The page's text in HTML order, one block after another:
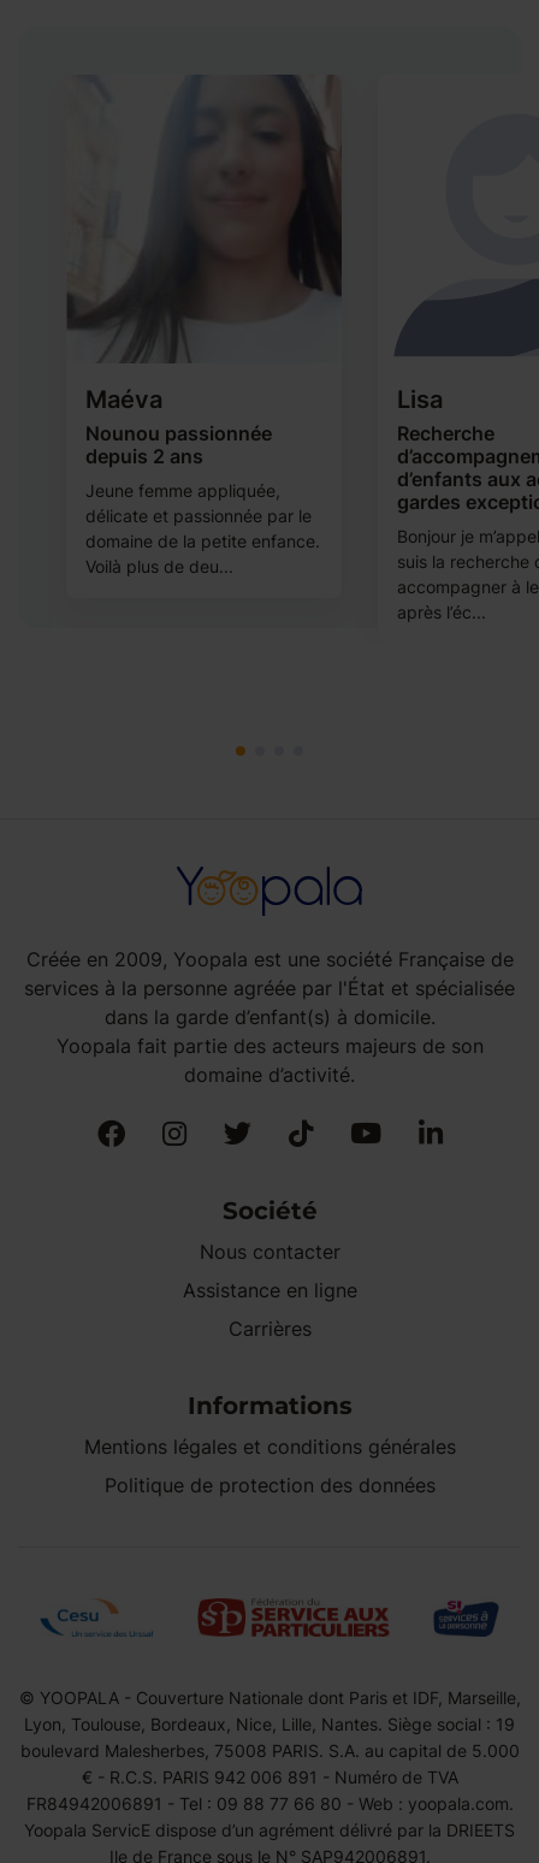
Maéva
Nounou passionnée
depuis 2 ans
Jeune femme appliquée,
délicate et passionnée par le
domaine de la petite enfance.
Voilà plus de deu...
Lisa
Recherche
d’enfants aux
gardes
Bonjour je
suis la recherche
accompagner à
après l’éc...
Créée en 2009, Yoopala est une société Française de
services à la personne agréée par l'État et spécialisée
dans la garde d’enfant(s) à domicile.
Yoopala fait partie des acteurs majeurs de son
domaine d’activité.
Société
Nous contacter
Assistance en ligne
Carrières
Informations
Mentions légales et conditions générales
Politique de protection des données
© YOOPALA - Couverture Nationale dont Paris et IDF, Marseille,
Lyon, Toulouse, Bordeaux, Nice, Lille, Nantes. Siège social : 19
boulevard Malesherbes, 75008 PARIS. S.A. au capital de 5.000
€ - R.C.S. PARIS 942 006 891 - Numéro de TVA
FR84942006891 - Tel : 09 88 77 66 80 - Web : yoopala.com.
Yoopala ServicE dispose d’un agrément délivré par la DRIEETS
Ile de France sous le N° SAP942006891.